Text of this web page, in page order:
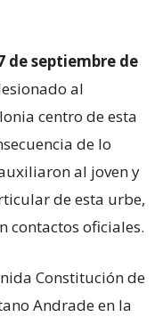
de septiembre de
al
centro de esta
de lo
al joven y
de esta urbe,
contactos oficiales.
Constitución de
Andrade en la